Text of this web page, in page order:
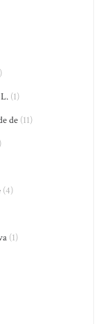
(1)
de (11)
(4)
(1)